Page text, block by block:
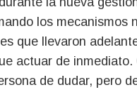
los
que llevaron
actuar de
de dudar, pero